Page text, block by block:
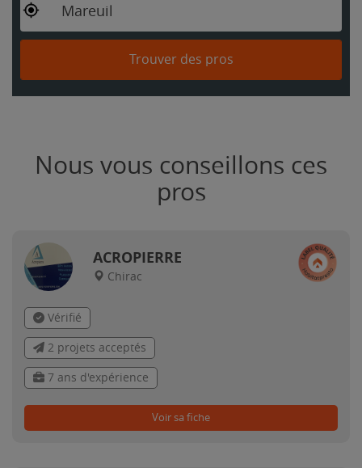
Mareuil
Trouver des pros
Nous vous conseillons ces
pros
ACROPIERRE
Chirac
Vérifié
2 projets acceptés
7 ans d'expérience
Voir sa fiche